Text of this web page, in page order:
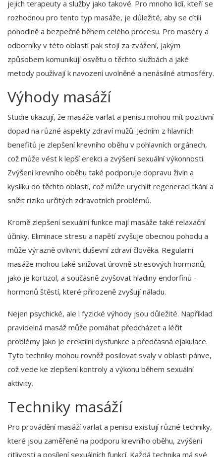
jejich terapeuty a služby jako takové. Pro mnoho lidí, kteří se
rozhodnou pro tento typ masáže, je důležité, aby se cítili
pohodlně a bezpečně během celého procesu. Pro maséry a
odborníky v této oblasti pak stojí za zvážení, jakým
způsobem komunikují osvětu o těchto službách a jaké
metody používají k navození uvolněné a nenásilné atmosféry.
Výhody masáží
Studie ukazují, že masáže varlat a penisu mohou mít pozitivní
dopad na různé aspekty zdraví mužů. Jedním z hlavních
benefitů je zlepšení krevního oběhu v pohlavních orgánech,
což může vést k lepší erekci a zvýšení sexuální výkonnosti.
Zvýšení krevního oběhu také podporuje dopravu živin a
kyslíku do těchto oblastí, což může urychlit regeneraci tkání a
snížit riziko určitých zdravotních problémů.
Kromě zlepšení sexuální funkce mají masáže také relaxační
účinky. Eliminace stresu a napětí zvyšuje obecnou pohodu a
může výrazně ovlivnit duševní zdraví člověka. Regularní
masáže mohou také snižovat úrovně stresových hormonů,
jako je kortizol, a současně zvyšovat hladiny endorfinů -
hormonů štěstí, které přirozeně zvyšují náladu.
Nejen psychické, ale i fyzické výhody jsou důležité. Například
pravidelná masáž může pomáhat předcházet a léčit
problémy jako je erektilní dysfunkce a předčasná ejakulace.
Tyto techniky mohou rovněž posilovat svaly v oblasti pánve,
což vede ke zlepšení kontroly a výkonu během sexuální
aktivity.
Techniky masáží
Pro provádění masáží varlat a penisu existují různé techniky,
které jsou zaměřené na podporu krevního oběhu, zvýšení
citlivosti a posílení sexuálních funkcí. Každá technika má své